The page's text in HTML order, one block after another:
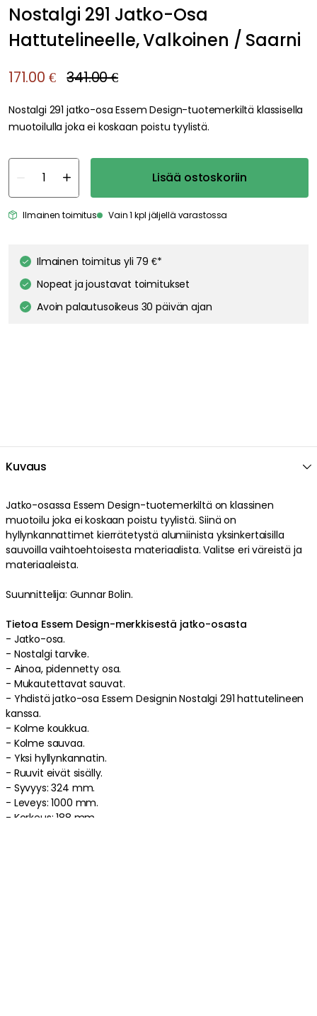
Nostalgi 291 Jatko-Osa
Hattutelineelle, Valkoinen / Saarni
171.00 € 341.00 €
Nostalgi 291 jatko-osa Essem Design-tuotemerkiltä klassisella
muotoilulla joka ei koskaan poistu tyylistä.
Lisää ostoskoriin
Ilmainen toimitus Vain 1 kpl jäljellä varastossa
Ilmainen toimitus yli 79 €*
Nopeat ja joustavat toimitukset
Avoin palautusoikeus 30 päivän ajan
Kuvaus
Jatko-osassa Essem Design-tuotemerkiltä onklassinen
muotoilu joka ei koskaan poistu tyylistä. Siinä on
hyllynkannattimet kierrätetystä alumiinista yksinkertaisilla
sauvoilla vaihtoehtoisesta materiaalista.Valitse eri väreistä ja
materiaaleista.
Suunnittelija: Gunnar Bolin.
Tietoa Essem Design-merkkisestä jatko-osasta
- Jatko-osa.
- Nostalgi tarvike.
- Ainoa, pidennetty osa.
- Mukautettavat sauvat.
- Yhdistä jatko-osa Essem Designin Nostalgi 291 hattutelineen
kanssa.
- Kolme koukkua.
- Kolme sauvaa.
- Yksi hyllynkannatin.
- Ruuvit eivät sisälly.
- Syvyys: 324 mm.
- Leveys: 1000 mm.
- Korkeus: 188 mm.